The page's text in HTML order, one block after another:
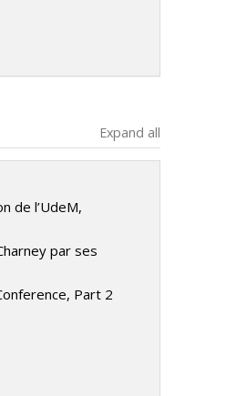
Expand all
de l’UdeM,
par ses
Part 2